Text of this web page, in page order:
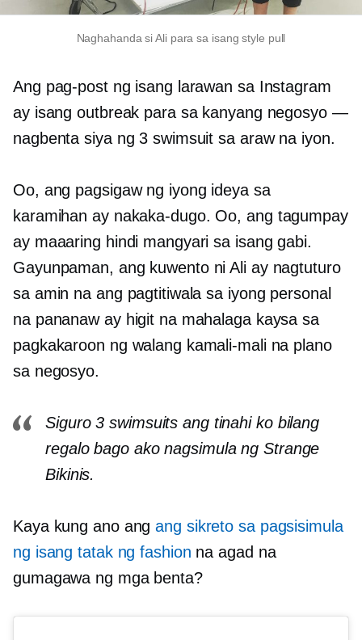
Naghahanda si Ali para sa isang style pull
Ang pag-post ng isang larawan sa Instagram
ay isang outbreak para sa kanyang negosyo —
nagbenta siya ng 3 swimsuit sa araw na iyon.
Oo, ang pagsigaw ng iyong ideya sa
karamihan ay nakaka-dugo. Oo, ang tagumpay
ay maaaring hindi mangyari sa isang gabi.
Gayunpaman, ang kuwento ni Ali ay nagtuturo
sa amin na ang pagtitiwala sa iyong personal
na pananaw ay higit na mahalaga kaysa sa
pagkakaroon ng walang kamali-mali na plano
sa negosyo.
Siguro 3 swimsuits ang tinahi ko bilang
regalo bago ako nagsimula ng Strange
Bikinis.
Kaya kung ano angang sikreto sa pagsisimula
ng isang tatak ng fashion na agad na
gumagawa ng mga benta?